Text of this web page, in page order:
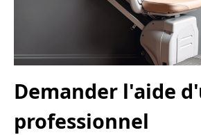
Demander l'aide
professionnel